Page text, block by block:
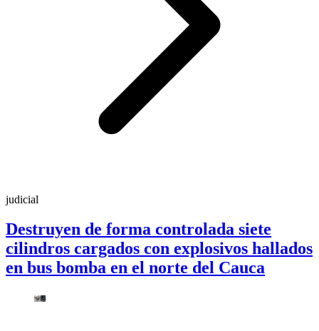
judicial
Destruyen de forma controlada siete
cilindros cargados con explosivos hallados
en bus bomba en el norte del Cauca